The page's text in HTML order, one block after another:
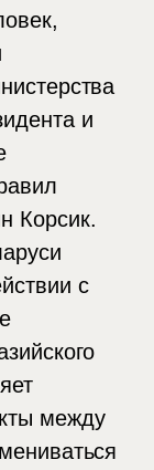
и
Корсик.
с
между